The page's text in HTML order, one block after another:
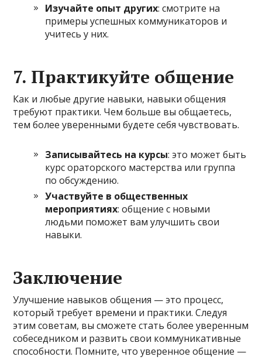
Изучайте опыт других: смотрите на
примеры успешных коммуникаторов и
учитесь у них.
7. Практикуйте общение
Как и любые другие навыки, навыки общения
требуют практики. Чем больше вы общаетесь,
тем более уверенными будете себя чувствовать.
Записывайтесь на курсы: это может быть
курс ораторского мастерства или группа
по обсуждению.
Участвуйте в общественных
мероприятиях: общение с новыми
людьми поможет вам улучшить свои
навыки.
Заключение
Улучшение навыков общения — это процесс,
который требует времени и практики. Следуя
этим советам, вы сможете стать более уверенным
собеседником и развить свои коммуникативные
способности. Помните, что уверенное общение —